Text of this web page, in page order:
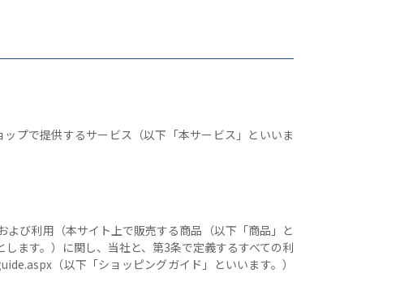
プで提供するサービス（以下「本サービス」といいま
び利用（本サイト上で販売する商品（以下「商品」と
ます。）に関し、当社と、第3条で定義するすべての利
（以下「ショッピングガイド」といいます。）